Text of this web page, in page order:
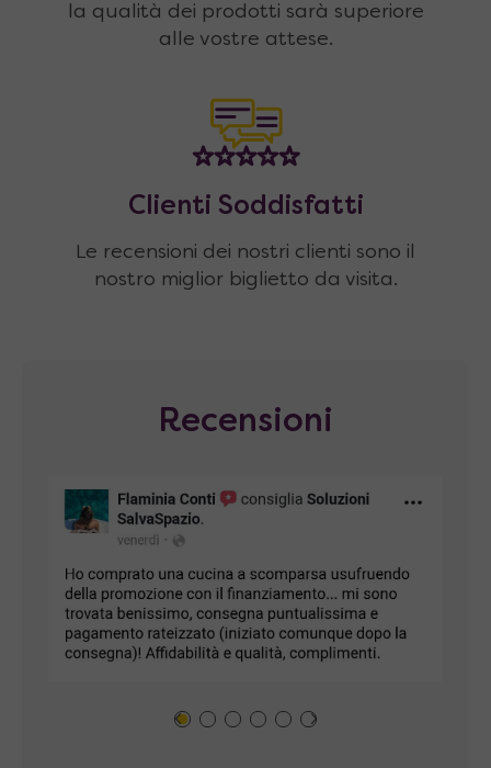
la qualità dei prodotti sarà superiore
alle vostre attese.
Clienti Soddisfatti
Le recensioni dei nostri clienti sono il
nostro miglior biglietto da visita.
Recensioni